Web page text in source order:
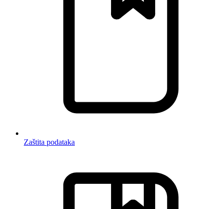
Zaštita podataka